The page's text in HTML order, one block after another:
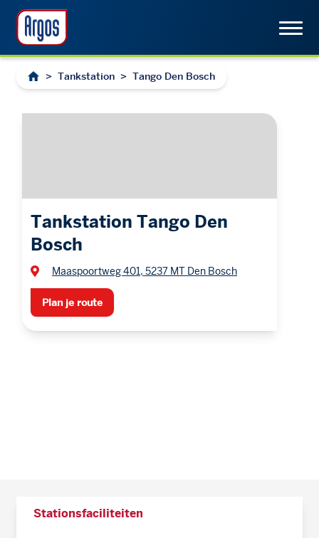
> Tankstation > Tango Den Bosch
Tankstation Tango Den
Bosch
Maaspoortweg 401, 5237 MT Den Bosch
Plan je route
Stationsfaciliteiten